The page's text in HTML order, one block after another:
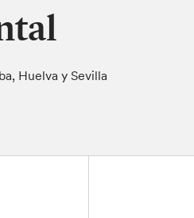
Huelva y Sevilla